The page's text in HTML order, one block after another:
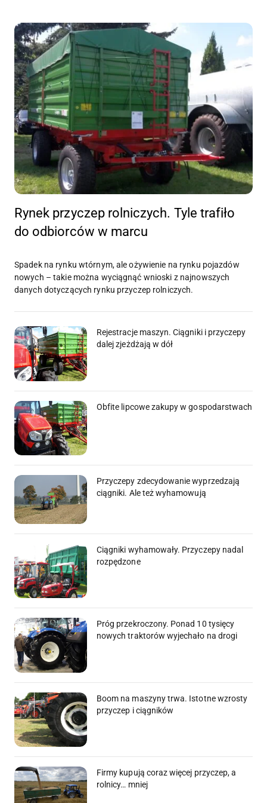
Rynek przyczep rolniczych. Tyle trafiło
do odbiorców w marcu
Spadek na rynku wtórnym, ale ożywienie na rynku pojazdów
nowych – takie można wyciągnąć wnioski z najnowszych
danych dotyczących rynku przyczep rolniczych.
Rejestracje maszyn. Ciągniki i przyczepy
dalej zjeżdżają w dół
Obfite lipcowe zakupy w gospodarstwach
Przyczepy zdecydowanie wyprzedzają
ciągniki. Ale też wyhamowują
Ciągniki wyhamowały. Przyczepy nadal
rozpędzone
Próg przekroczony. Ponad 10 tysięcy
nowych traktorów wyjechało na drogi
Boom na maszyny trwa. Istotne wzrosty
przyczep i ciągników
Firmy kupują coraz więcej przyczep, a
rolnicy… mniej